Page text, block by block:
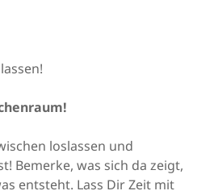
loslassen und
Bemerke, was sich da zeigt,
entsteht. Lass Dir Zeit mit